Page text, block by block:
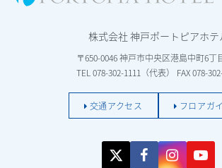
株式会社 神戸ポートピアホテ
〒650-0046 神戸市中央区港島中町6丁
TEL 078-302-1111（代表） FAX 078-
交通アクセス フロアガ